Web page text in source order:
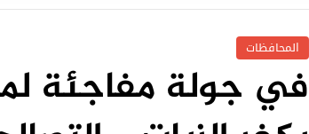
المحافظات
في جولة مفاجئة